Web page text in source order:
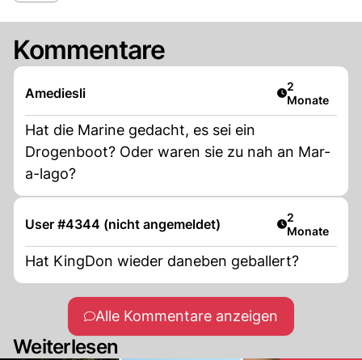
Kommentare
Amediesli Artikel
2
Monate
Hat die Marine gedacht, es sei ein
Drogenboot? Oder waren sie zu nah an Mar-
a-lago?
User #4344 (nicht angemeldet) Artikel
2
Monate
Hat KingDon wieder daneben geballert?
Alle Kommentare anzeigen
Weiterlesen